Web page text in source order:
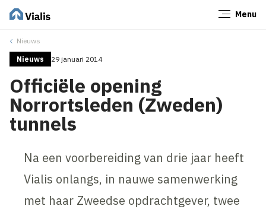
Menu
Nieuws
Nieuws 29 januari 2014
Officiële opening
Norrortsleden (Zweden)
tunnels
Na een voorbereiding van drie jaar heeft
Vialis onlangs, in nauwe samenwerking
met haar Zweedse opdrachtgever, twee
Sluiten